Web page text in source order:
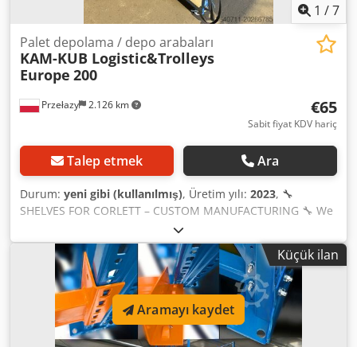
1 /7
Przełazy 2.126 km
Palet depolama / depo arabaları
KAM-KUB Logistic&Trolleys
Europe 200
€65
Sabit fiyat KDV hariç
Talep etmek Ara
Durum: yeni gibi (kullanılmış), Üretim yılı: 2023, 🔧
SHELVES FOR CORLETT – CUSTOM MANUFACTURING 🔧 We
offer the production of shelves for Corlett warehouse
trolleys made to customer specifications. ✅ Various
dimensions and configurations ✅ Robust construction ✅
Possibility to adapt to production and warehouse
requirements 📦 Additionally, we have used Corlett trolleys
available in stock. We serve companies in the furniture,
warehousing, and logistics sectors throughout Poland and
Küçük ilan
Aramayı kaydet